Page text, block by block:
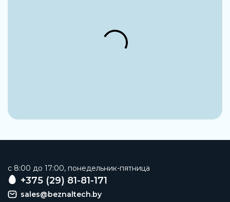
c 8:00 до 17:00, понедельник-пятница
+375 (29) 81-81-171
sales@beznaltech.by